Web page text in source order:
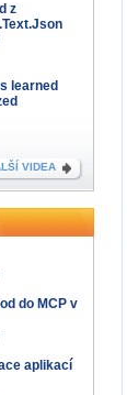
z
learned
VIDEA
do MCP v
aplikací